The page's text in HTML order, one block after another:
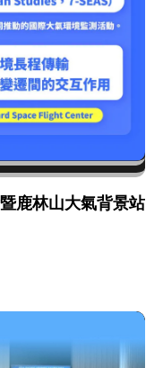
鹿林山大氣背景站